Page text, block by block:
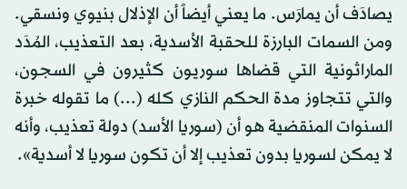
يصادَف أن يمارَس. ما يعني أيضاً أن الإذلال بنيوي ونسقي.
ومن السمات البارزة للحقبة الأسدية، بعد التعذيب، المُدَد
الماراثونية التي قضاها سوريون كثيرون في السجون،
والتي تتجاوز مدة الحكم النازي كله (...) ما تقوله خبرة
السنوات المنقضية هو أن (سوريا الأسد) دولة تعذيب، وأنه
لا يمكن لسوريا بدون تعذيب إلا أن تكون سوريا لا أسدية».